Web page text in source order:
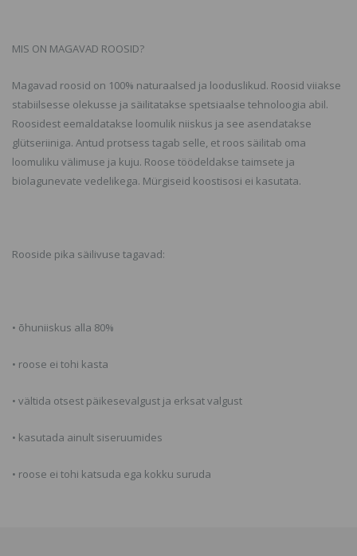
MIS ON MAGAVAD ROOSID?
Magavad roosid on 100% naturaalsed ja looduslikud. Roosid viiakse
stabiilsesse olekusse ja säilitatakse spetsiaalse tehnoloogia abil.
Roosidest eemaldatakse loomulik niiskus ja see asendatakse
glütseriiniga. Antud protsess tagab selle, et roos säilitab oma
loomuliku välimuse ja kuju. Roose töödeldakse taimsete ja
biolagunevate vedelikega. Mürgiseid koostisosi ei kasutata.
Rooside pika säilivuse tagavad:
• õhuniiskus alla 80%
• roose ei tohi kasta
• vältida otsest päikesevalgust ja erksat valgust
• kasutada ainult siseruumides
• roose ei tohi katsuda ega kokku suruda